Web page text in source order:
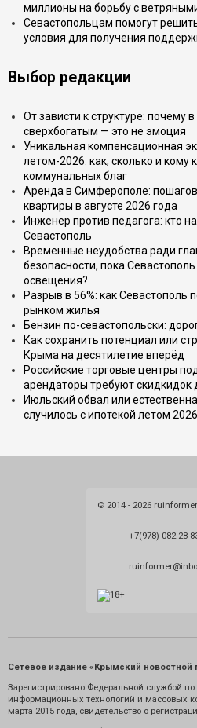
миллионы на борьбу с
Севастопольцам помогут
условия для получения
Выбор редакции
От зависти к структуре: почему
сверхбогатым — это не эмоция
Уникальная компенсационная
летом-2026: как, сколько и кому
коммунальных благ
Аренда в Симферополе:
квартиры в августе 2026 года
Инженер против педагога: кто
Севастополь
Временные неудобства ради
безопасности, пока
освещения?
Разрыв в 56%: как Севастополь
рынком жилья
Бензин по-севастопольски:
Как сохранить потенциал или
Крыма на десятилетие вперёд
Российские торговые центры
арендаторы требуют скидкидок
Июльский обвал или
случилось с ипотекой летом
© 2014 - 2026
+7(978) 082 28
Сетевое издание «Крымский новостной
Зарегистрировано Федеральной службой по
информационных технологий и массовых
марта 2015 года, свидетельство о